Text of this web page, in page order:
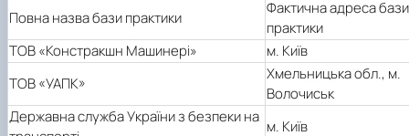
Повна назва бази практики
Фактична адреса бази
практики
ТОВ «Констракшн Машинері»
м. Київ
ТОВ «УАПК»
Хмельницька обл., м.
Волочиськ
Державна служба України з безпеки на
м. Київ